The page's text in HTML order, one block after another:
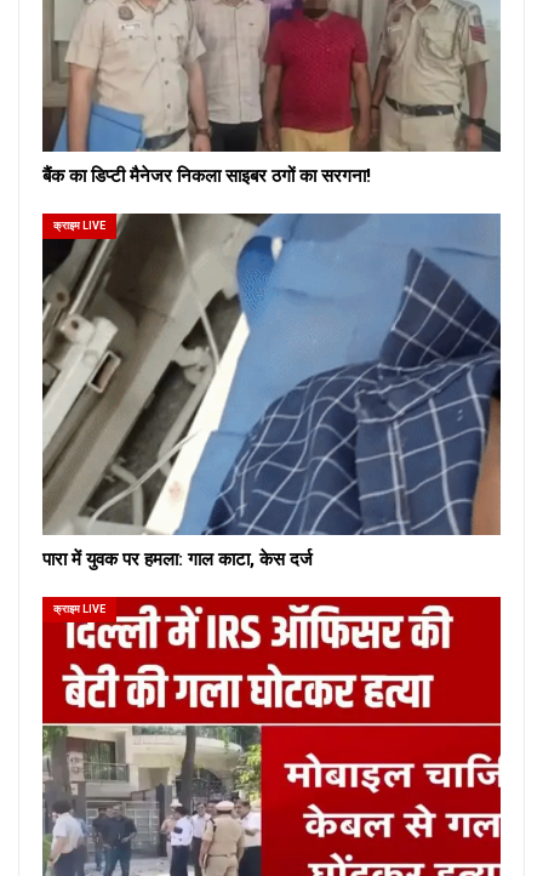
बैंक का डिप्टी मैनेजर निकला साइबर ठगों का सरगना!
क्राइम LIVE
पारा में युवक पर हमला: गाल काटा, केस दर्ज
क्राइम LIVE